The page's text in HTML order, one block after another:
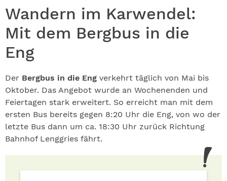
Wandern im Karwendel:
Mit dem Bergbus in die
Eng
Der Bergbus in die Eng verkehrt täglich von Mai bis
Oktober. Das Angebot wurde an Wochenenden und
Feiertagen stark erweitert. So erreicht man mit dem
ersten Bus bereits gegen 8:20 Uhr die Eng, von wo der
letzte Bus dann um ca. 18:30 Uhr zurück Richtung
Bahnhof Lenggries fährt.